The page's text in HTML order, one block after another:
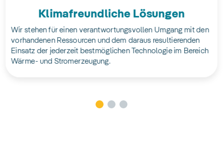
Klimafreundliche Lösungen
Wir stehen für einen verantwortungsvollen Umgang mit den
vorhandenen Ressourcen und dem daraus resultierenden
Einsatz der jederzeit bestmöglichen Technologie im Bereich
Wärme- und Stromerzeugung.